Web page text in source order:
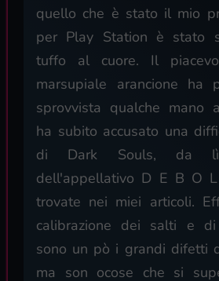
quello che è stato il mio
per Play Station è stato
tuffo al cuore. Il
marsupiale arancione ha
sprovvista qualche mano
ha subito accusato una
di Dark Souls, da
dell'appellativo D E B O
trovate nei miei articoli.
calibrazione dei salti e
sono un pò i grandi difetti
ma son ocose che si